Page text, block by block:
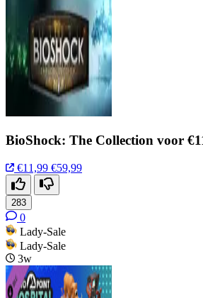
BioShock: The Collection voor
€11,99 €59,99
283
0
Lady-Sale
Lady-Sale
3w